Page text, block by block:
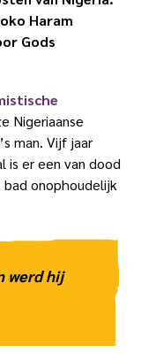
Haram
Gods
Nigeriaanse
man. Vijf jaar
is er een van dood
onophoudelijk
werd hij